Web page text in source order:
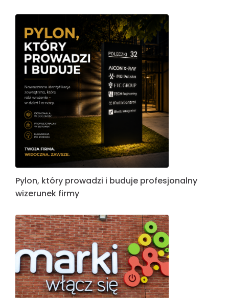
Pylon, który prowadzi i buduje profesjonalny
wizerunek firmy